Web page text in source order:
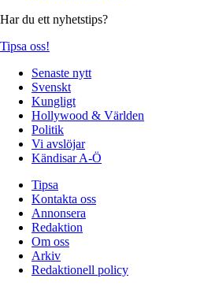
Har du ett nyhetstips?
Tipsa oss!
Senaste nytt
Svenskt
Kungligt
Hollywood & Världen
Politik
Vi avslöjar
Kändisar A-Ö
Tipsa
Kontakta oss
Annonsera
Redaktion
Om oss
Arkiv
Redaktionell policy